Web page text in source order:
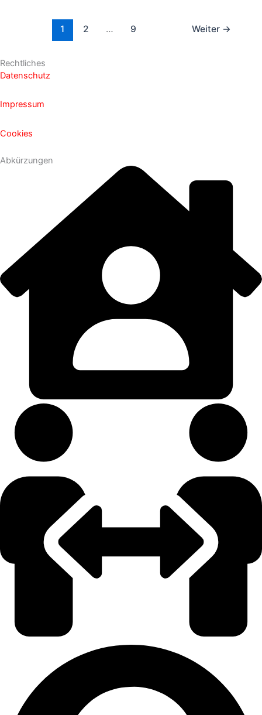
1 2 … 9 Weiter →
Rechtliches
Datenschutz
Impressum
Cookies
Abkürzungen